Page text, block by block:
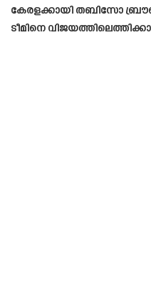
കേരളക്കായി തബിസോ
ടീമിനെ